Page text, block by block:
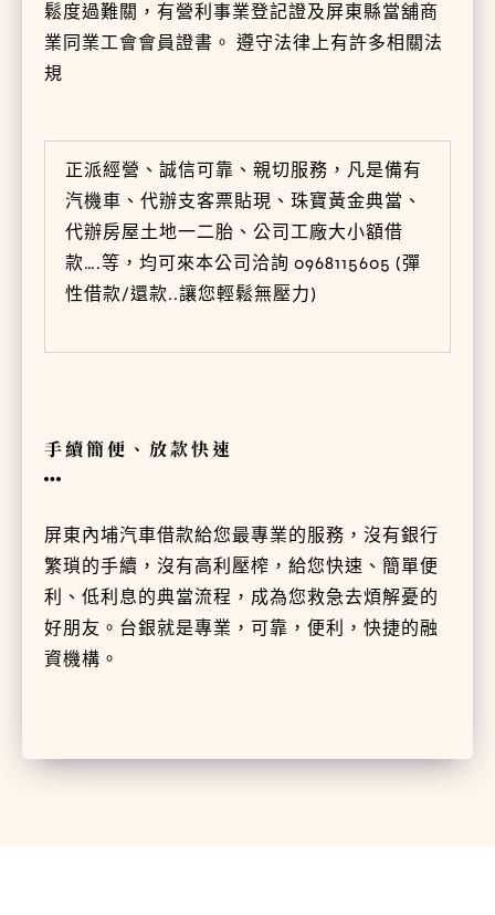
鬆度過難關，有營利事業登記證及屏東縣當舖商
業同業工會會員證書。 遵守法律上有許多相關法
規
正派經營、誠信可靠、親切服務，凡是備有
汽機車、代辦支客票貼現、珠寶黃金典當、
代辦房屋土地一二胎、公司工廠大小額借
款….等，均可來本公司洽詢 0968115605 (彈
性借款/還款..讓您輕鬆無壓力)
手續簡便、放款快速
屏東內埔汽車借款給您最專業的服務，沒有銀行
繁瑣的手續，沒有高利壓榨，給您快速、簡單便
利、低利息的典當流程，成為您救急去煩解憂的
好朋友。台銀就是專業，可靠，便利，快捷的融
資機構。